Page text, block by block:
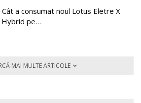
a consumat noul Lotus Eletre X
Hybrid pe…
MAI MULTE ARTICOLE